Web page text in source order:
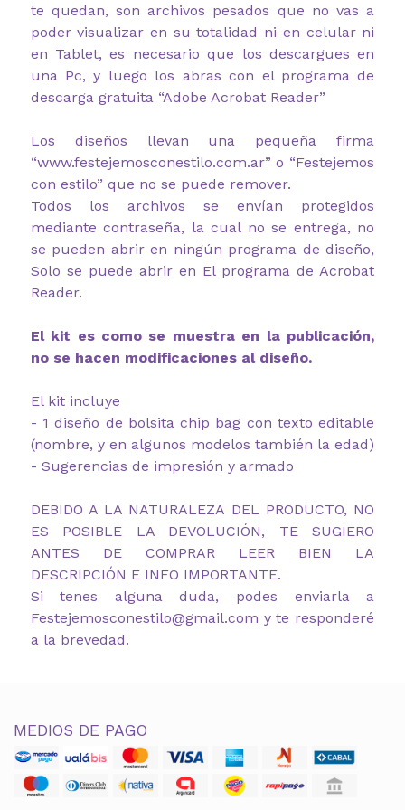
te quedan, son archivos pesados que no vas a
poder visualizar en su totalidad ni en celular ni
en Tablet, es necesario que los descargues en
una Pc, y luego los abras con el programa de
descarga gratuita “Adobe Acrobat Reader”
Los diseños llevan una pequeña firma
“www.festejemosconestilo.com.ar” o “Festejemos
con estilo” que no se puede remover.
Todos los archivos se envían protegidos
mediante contraseña, la cual no se entrega, no
se pueden abrir en ningún programa de diseño,
Solo se puede abrir en El programa de Acrobat
Reader.
El kit es como se muestra en la publicación,
no se hacen modificaciones al diseño.
El kit incluye
- 1 diseño de bolsita chip bag con texto editable
(nombre, y en algunos modelos también la edad)
- Sugerencias de impresión y armado
DEBIDO A LA NATURALEZA DEL PRODUCTO, NO
ES POSIBLE LA DEVOLUCIÓN, TE SUGIERO
ANTES DE COMPRAR LEER BIEN LA
DESCRIPCIÓN E INFO IMPORTANTE.
Si tenes alguna duda, podes enviarla a
Festejemosconestilo@gmail.com y te responderé
a la brevedad.
MEDIOS DE PAGO